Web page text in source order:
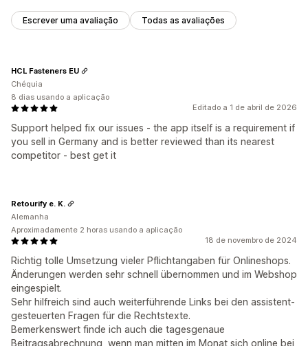
Escrever uma avaliação Todas as avaliações
Editado a 1 de abril de 2026
Support helped fix our issues - the app itself is a requirement if
you sell in Germany and is better reviewed than its nearest
competitor - best get it
HCL Fasteners EU
Chéquia
8 dias usando a aplicação
18 de novembro de 2024
Richtig tolle Umsetzung vieler Pflichtangaben für Onlineshops.
Änderungen werden sehr schnell übernommen und im Webshop
eingespielt.
Sehr hilfreich sind auch weiterführende Links bei den assistent-
gesteuerten Fragen für die Rechtstexte.
Bemerkenswert finde ich auch die tagesgenaue
Beitragsabrechnung, wenn man mitten im Monat sich online bei
Retourify e. K.
Alemanha
Aproximadamente 2 horas usando a aplicação